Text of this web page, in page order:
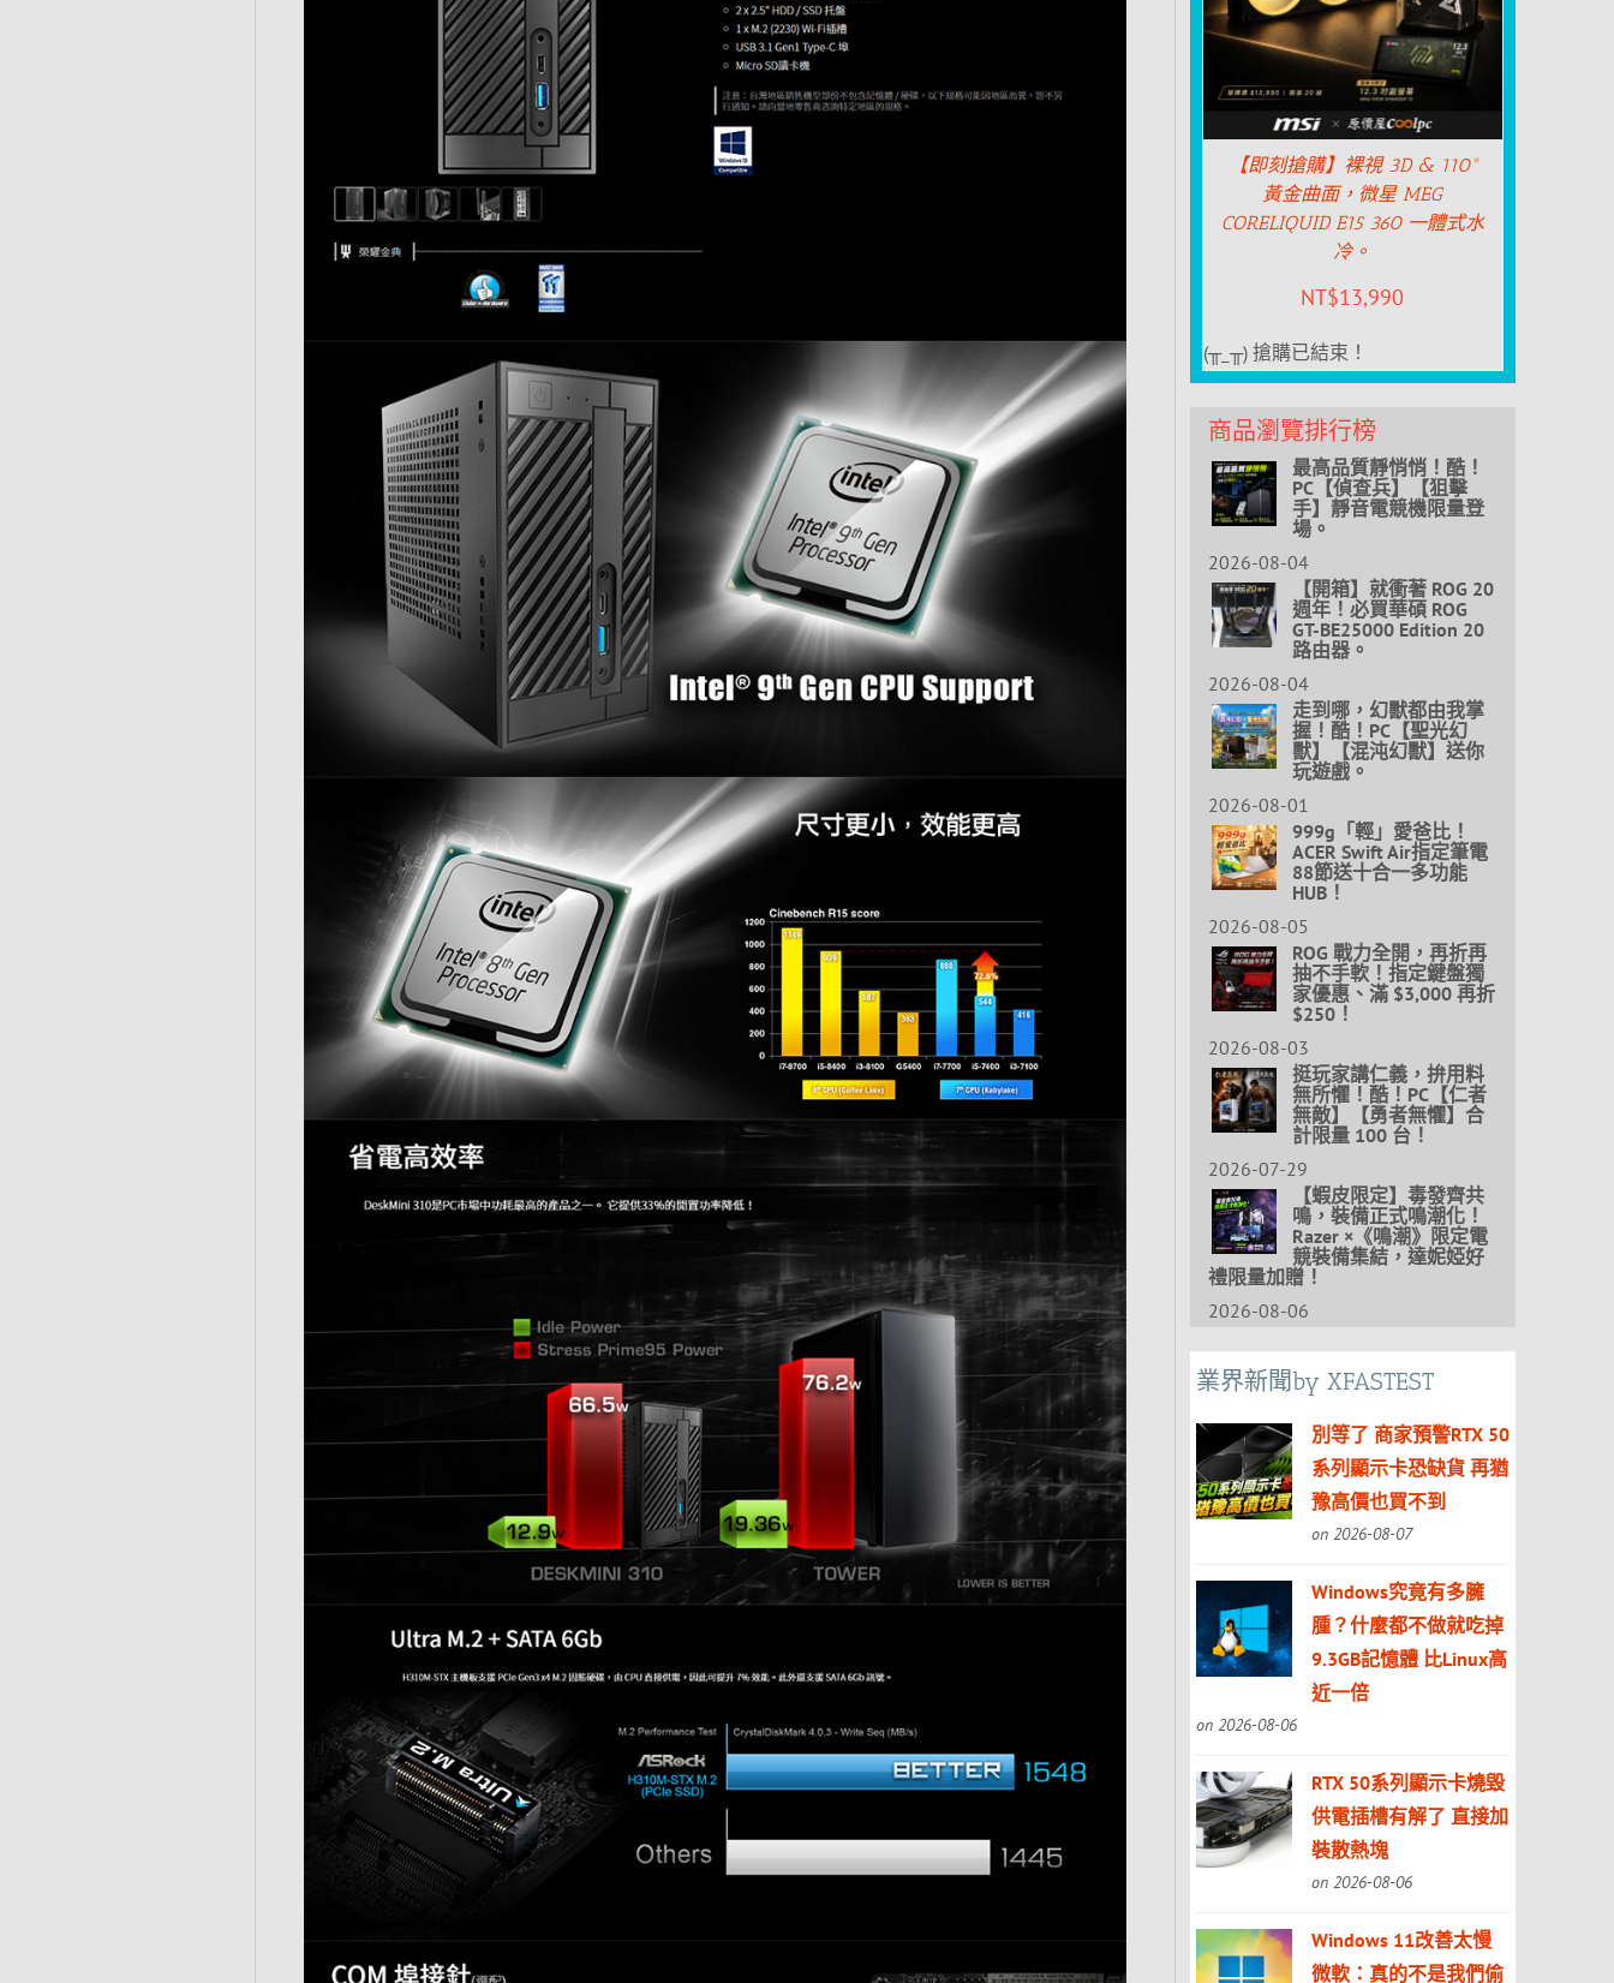
【即刻搶購】裸視 3D & 110°
黃金曲面，微星 MEG
CORELIQUID E15 360 一體式水
冷。
NT$13,990
(╥_╥) 搶購已結束！
商品瀏覽排行榜
最高品質靜悄悄！酷！
PC【偵查兵】【狙擊
手】靜音電競機限量登
場。
2026-08-04
【開箱】就衝著 ROG 20
週年！必買華碩 ROG
GT-BE25000 Edition 20
路由器。
2026-08-04
走到哪，幻獸都由我掌
握！酷！PC【聖光幻
獸】【混沌幻獸】送你
玩遊戲。
2026-08-01
999g「輕」愛爸比！
ACER Swift Air指定筆電
88節送十合一多功能
HUB！
2026-08-05
ROG 戰力全開，再折再
抽不手軟！指定鍵盤獨
家優惠、滿 $3,000 再折
$250！
2026-08-03
挺玩家講仁義，拚用料
無所懼！酷！PC【仁者
無敵】【勇者無懼】合
計限量 100 台！
2026-07-29
【蝦皮限定】毒發齊共
鳴，裝備正式鳴潮化！
Razer ×《鳴潮》限定電
競裝備集結，達妮婭好
禮限量加贈！
2026-08-06
業界新聞by XFASTEST
別等了 商家預警RTX 50
系列顯示卡恐缺貨 再猶
豫高價也買不到
on 2026-08-07
Windows究竟有多臃
腫？什麼都不做就吃掉
9.3GB記憶體 比Linux高
近一倍
on 2026-08-06
RTX 50系列顯示卡燒毀
供電插槽有解了 直接加
裝散熱塊
on 2026-08-06
Windows 11改善太慢
微軟：真的不是我們偷